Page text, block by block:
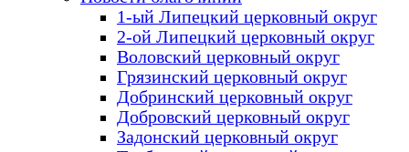
1-ый Липецкий церковный округ
2-ой Липецкий церковный округ
Воловский церковный округ
Грязинский церковный округ
Добринский церковный округ
Добровский церковный округ
Задонский церковный округ